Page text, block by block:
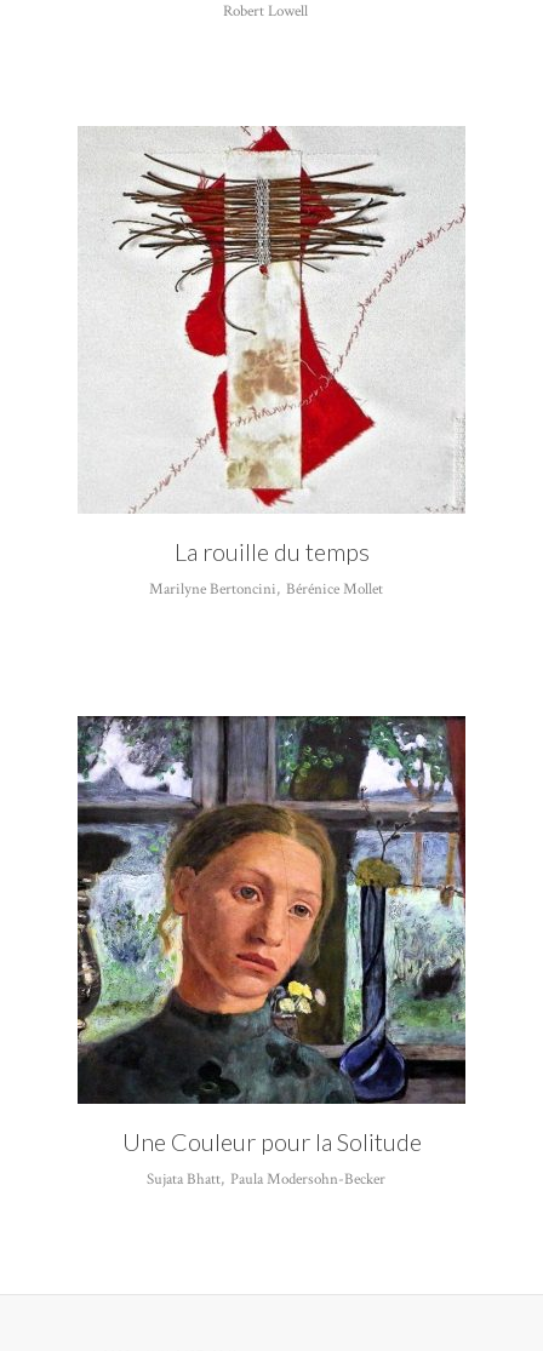
Robert Lowell
La rouille du temps
Marilyne Bertoncini, Bérénice Mollet
Une Couleur pour la Solitude
Sujata Bhatt, Paula Modersohn-Becker